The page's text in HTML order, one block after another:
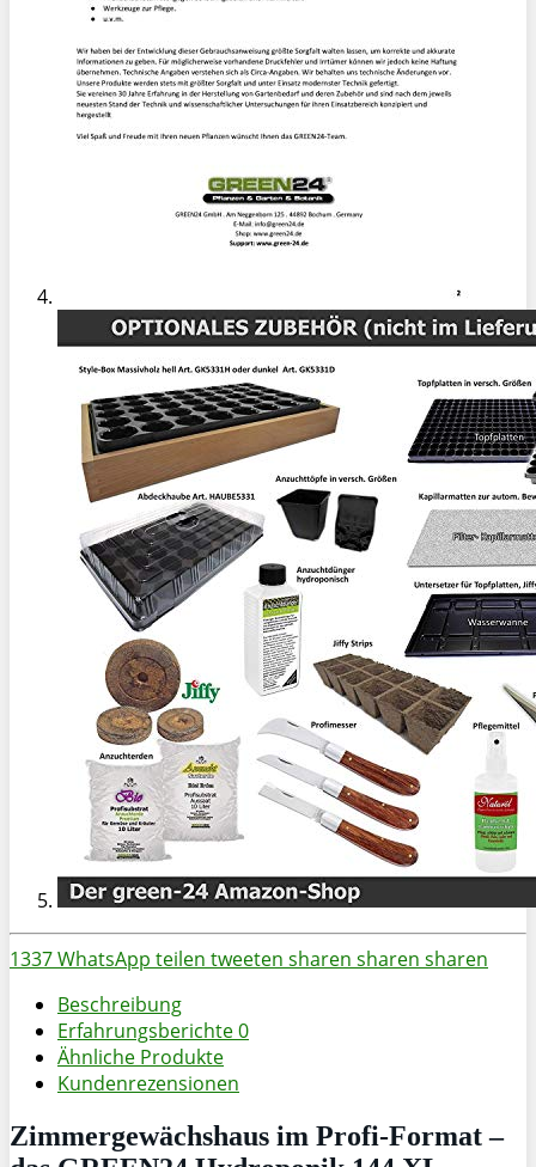
1337WhatsApp teilen tweeten sharen sharen sharen
Beschreibung
Erfahrungsberichte0
Ähnliche Produkte
Kundenrezensionen
Zimmergewächshaus im Profi-Format –